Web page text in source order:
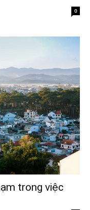
0
trong việc